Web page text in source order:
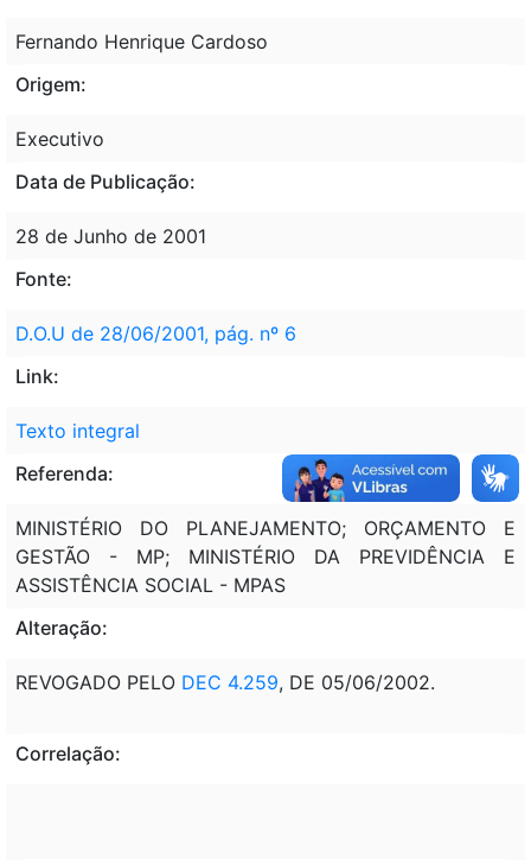
Fernando Henrique Cardoso
Origem:
Executivo
Data de Publicação:
28 de Junho de 2001
Fonte:
D.O.U de 28/06/2001, pág. nº 6
Link:
Texto integral
Referenda:
MINISTÉRIO DO PLANEJAMENTO; ORÇAMENTO E
GESTÃO - MP; MINISTÉRIO DA PREVIDÊNCIA E
ASSISTÊNCIA SOCIAL - MPAS
Alteração:
REVOGADO PELO DEC 4.259, DE 05/06/2002.
Correlação: